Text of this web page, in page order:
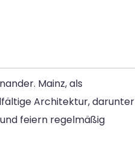
Mainz, als
Architektur, darunter
feiern regelmäßig